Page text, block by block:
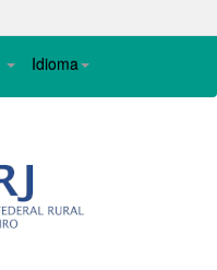
Idioma